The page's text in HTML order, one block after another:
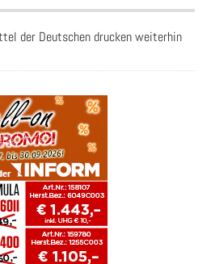
der Deutschen drucken weiterhin